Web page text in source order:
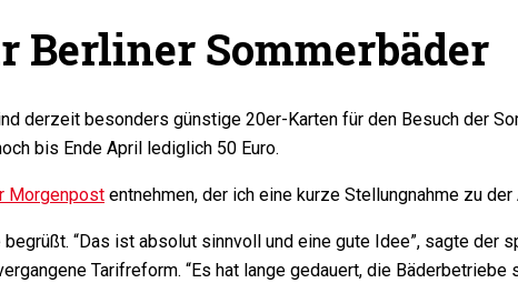
Berliner Sommerbäder
derzeit besonders günstige 20er-Karten für den Besuch der
bis Ende April lediglich 50 Euro.
Morgenpost entnehmen, der ich eine kurze Stellungnahme zu der
“Das ist absolut sinnvoll und eine gute Idee”, sagte der
Tarifreform. “Es hat lange gedauert, die Bäderbetriebe